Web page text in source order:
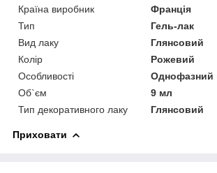
Країна виробник
Франція
Тип
Гель-лак
Вид лаку
Глянсовий
Колір
Рожевий
Особливості
Однофазний
Об`єм
9 мл
Тип декоративного лаку
Глянсовий
Приховати